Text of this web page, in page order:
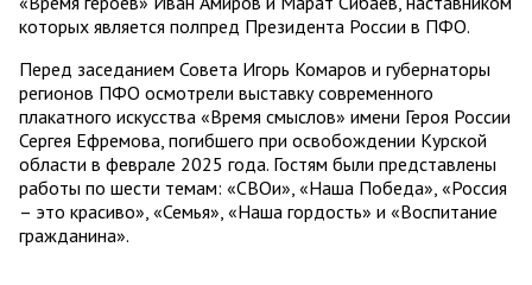
которых является полпред Президента России в ПФО.
Перед заседанием Совета Игорь Комаров и губернаторы
регионов ПФО осмотрели выставку современного
плакатного искусства «Время смыслов» имени Героя России
Сергея Ефремова, погибшего при освобождении Курской
области в феврале 2025 года. Гостям были представлены
работы по шести темам: «СВОи», «Наша Победа», «Россия
– это красиво», «Семья», «Наша гордость» и «Воспитание
гражданина».